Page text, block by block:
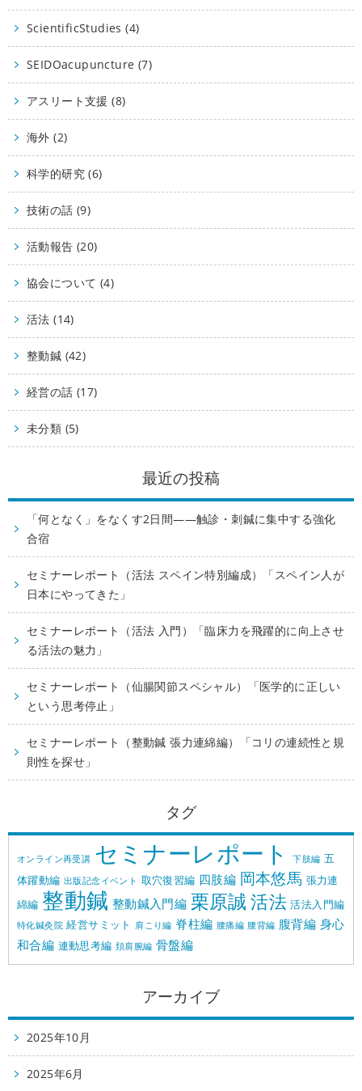
ScientificStudies (4)
SEIDOacupuncture (7)
アスリート支援 (8)
海外 (2)
科学的研究 (6)
技術の話 (9)
活動報告 (20)
協会について (4)
活法 (14)
整動鍼 (42)
経営の話 (17)
未分類 (5)
最近の投稿
「何となく」をなくす2日間——触診・刺鍼に集中する強化
合宿
セミナーレポート（活法 スペイン特別編成）「スペイン人が
日本にやってきた」
セミナーレポート（活法 入門）「臨床力を飛躍的に向上させ
る活法の魅力」
セミナーレポート（仙腸関節スペシャル）「医学的に正しい
という思考停止」
セミナーレポート（整動鍼 張力連綿編）「コリの連続性と規
則性を探せ」
タグ
オンライン再受講 セミナーレポート 下肢編 五
体躍動編 出版記念イベント 取穴復習編 四肢編 岡本悠馬 張力連
綿編 整動鍼 整動鍼入門編 栗原誠 活法 活法入門編
特化鍼灸院 経営サミット 肩こり編 脊柱編 腰痛編 腰背編 腹背編 身心
和合編 連動思考編 頚肩腕編 骨盤編
アーカイブ
2025年10月
2025年6月